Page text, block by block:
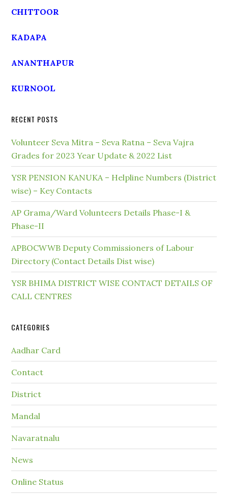
CHITTOOR
KADAPA
ANANTHAPUR
KURNOOL
RECENT POSTS
Volunteer Seva Mitra – Seva Ratna – Seva Vajra
Grades for 2023 Year Update & 2022 List
YSR PENSION KANUKA – Helpline Numbers (District
wise) – Key Contacts
AP Grama/Ward Volunteers Details Phase-I &
Phase-II
APBOCWWB Deputy Commissioners of Labour
Directory (Contact Details Dist wise)
YSR BHIMA DISTRICT WISE CONTACT DETAILS OF
CALL CENTRES
CATEGORIES
Aadhar Card
Contact
District
Mandal
Navaratnalu
News
Online Status